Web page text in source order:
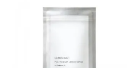
ー」の理論を応用し、全方位的に肌
の底上げを図ります。さらに、シミ
な年齢肌の“メラニンメタボ(*3)”に